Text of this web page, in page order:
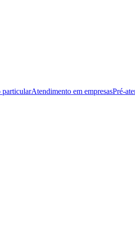
particularAtendimento em empresasPré-